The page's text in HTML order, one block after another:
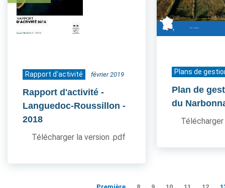
Rapport d'activité février 2019
Rapport d'activité -
Languedoc-Roussillon -
2018
Télécharger la version .pdf
Plans de
Plan de
du